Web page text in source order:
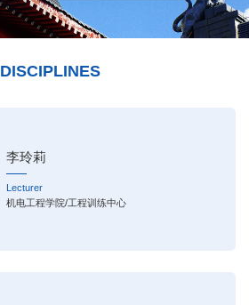
DISCIPLINES
李玲莉
Lecturer
机电工程学院/工程训练中心